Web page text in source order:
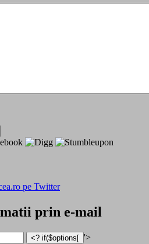
pe Twitter
prin e-mail
'>